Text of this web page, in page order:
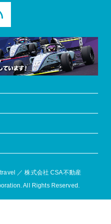
／株式会社 CSA不動産
All Rights Reserved.